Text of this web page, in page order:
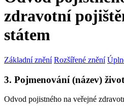
zdravotní
státem
Základní znění Rozšířené znění
3. Pojmenování (název)
Odvod pojistného na veřejné